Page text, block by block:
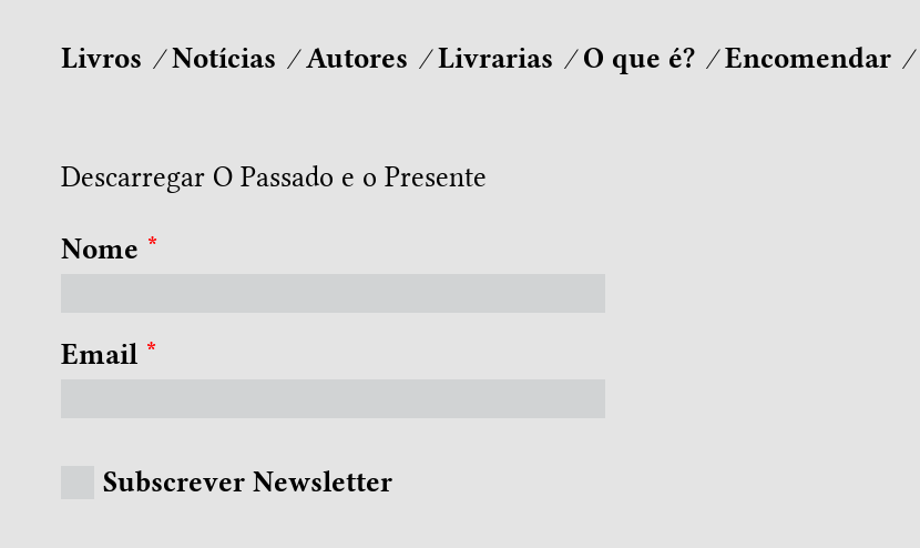
Livros Notícias Autores Livrarias O que é? Encomendar
Descarregar O Passado e o Presente
Nome *
Email *
Subscrever Newsletter